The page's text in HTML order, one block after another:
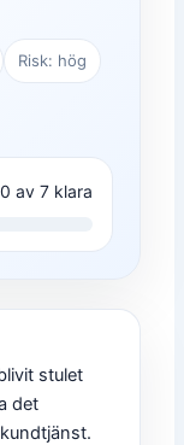
Risk: hög
0 av 7 klara
stulet
det